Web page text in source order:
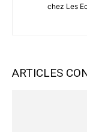
chez Les
ARTICLES